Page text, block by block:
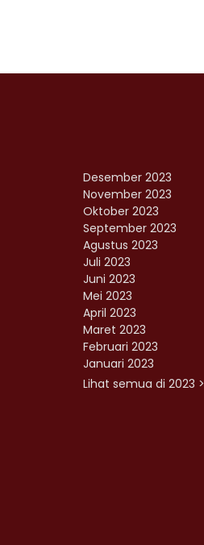
Desember 2023
November 2023
Oktober 2023
September 2023
Agustus 2023
Juli 2023
Juni 2023
Mei 2023
April 2023
Maret 2023
Februari 2023
Januari 2023
Lihat semua di 2023 >